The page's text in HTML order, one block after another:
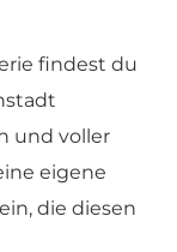
findest du
und voller
eigene
die diesen